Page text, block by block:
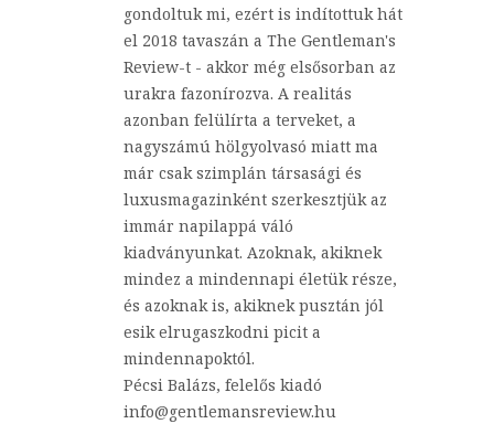
gondoltuk mi, ezért is indítottuk hát
el 2018 tavaszán a The Gentleman's
Review-t - akkor még elsősorban az
urakra fazonírozva. A realitás
azonban felülírta a terveket, a
nagyszámú hölgyolvasó miatt ma
már csak szimplán társasági és
luxusmagazinként szerkesztjük az
immár napilappá váló
kiadványunkat. Azoknak, akiknek
mindez a mindennapi életük része,
és azoknak is, akiknek pusztán jól
esik elrugaszkodni picit a
mindennapoktól.
Pécsi Balázs, felelős kiadó
info@gentlemansreview.hu